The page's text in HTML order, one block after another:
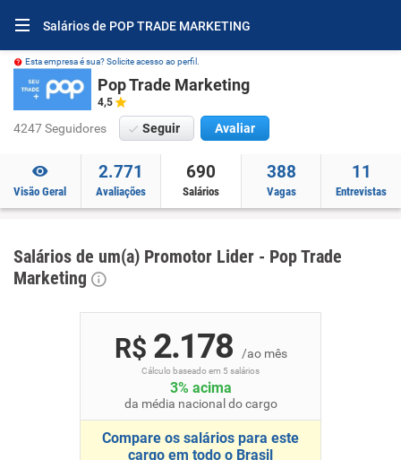
Salários de POP TRADE MARKETING
Esta empresa é sua? Solicite acesso ao perfil.
Pop Trade Marketing
4,5
4247 Seguidores Seguir Avaliar
Visão Geral
2.771
Avaliações
690
Salários
388
Vagas
11
Entrevistas
Salários de um(a) Promotor Lider - Pop Trade
Marketing
R$ 2.178 /ao mês
Cálculo baseado em 5 salários
3% acima
da média nacional do cargo
Compare os salários para este
cargo em todo o Brasil